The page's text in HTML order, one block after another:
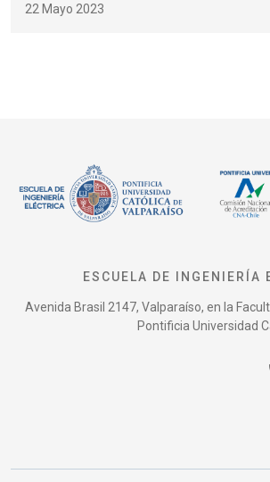
22 Mayo 2023
ESCUELA DE INGENIERÍA
Avenida Brasil 2147, Valparaíso, en la
Pontificia Universidad